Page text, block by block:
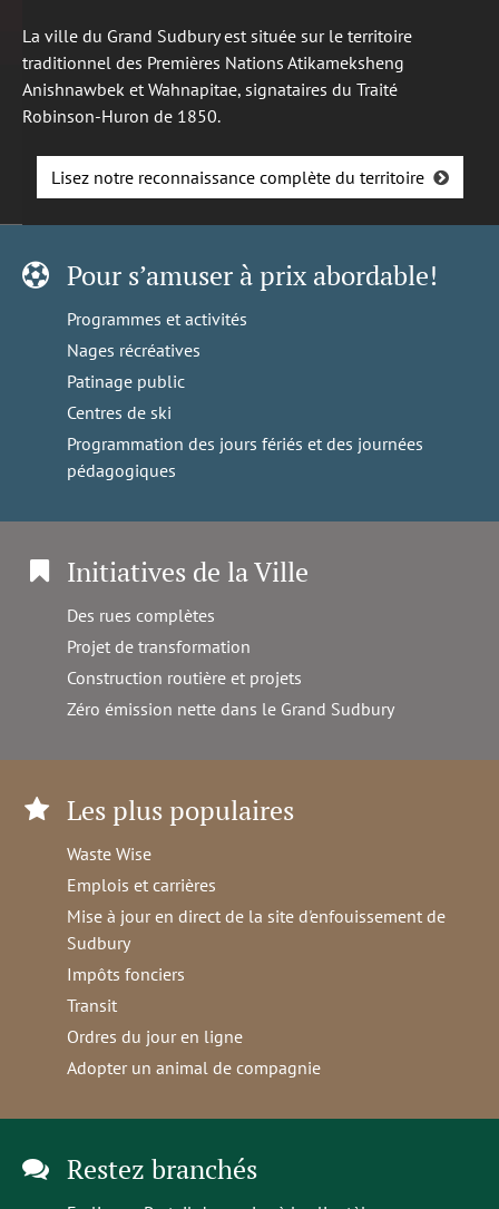
La ville du Grand Sudbury est située sur le territoire
traditionnel des Premières Nations Atikameksheng
Anishnawbek et Wahnapitae, signataires du Traité
Robinson-Huron de 1850.
Lisez notre reconnaissance complète du territoire
Pour s’amuser à prix abordable!
Programmes et activités
Nages récréatives
Patinage public
Centres de ski
Programmation des jours fériés et des journées
pédagogiques
Initiatives de la Ville
Des rues complètes
Projet de transformation
Construction routière et projets
Zéro émission nette dans le Grand Sudbury
Les plus populaires
Waste Wise
Emplois et carrières
Mise à jour en direct de la site d'enfouissement de
Sudbury
Impôts fonciers
Transit
Ordres du jour en ligne
Adopter un animal de compagnie
Restez branchés